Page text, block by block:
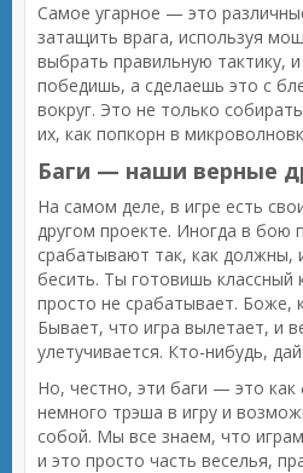
Самое угарное — это
затащить врага, используя
выбрать правильную тактику,
победишь, а сделаешь это с
вокруг. Это не только
их, как попкорн в
Баги — наши верные
На самом деле, в игре есть
другом проекте. Иногда в бою
срабатывают так, как должны,
бесить. Ты готовишь классный
просто не срабатывает. Боже,
Бывает, что игра вылетает, и
улетучивается. Кто-нибудь,
Но, честно, эти баги — это
немного трэша в игру и
собой. Мы все знаем, что
и это просто часть веселья,